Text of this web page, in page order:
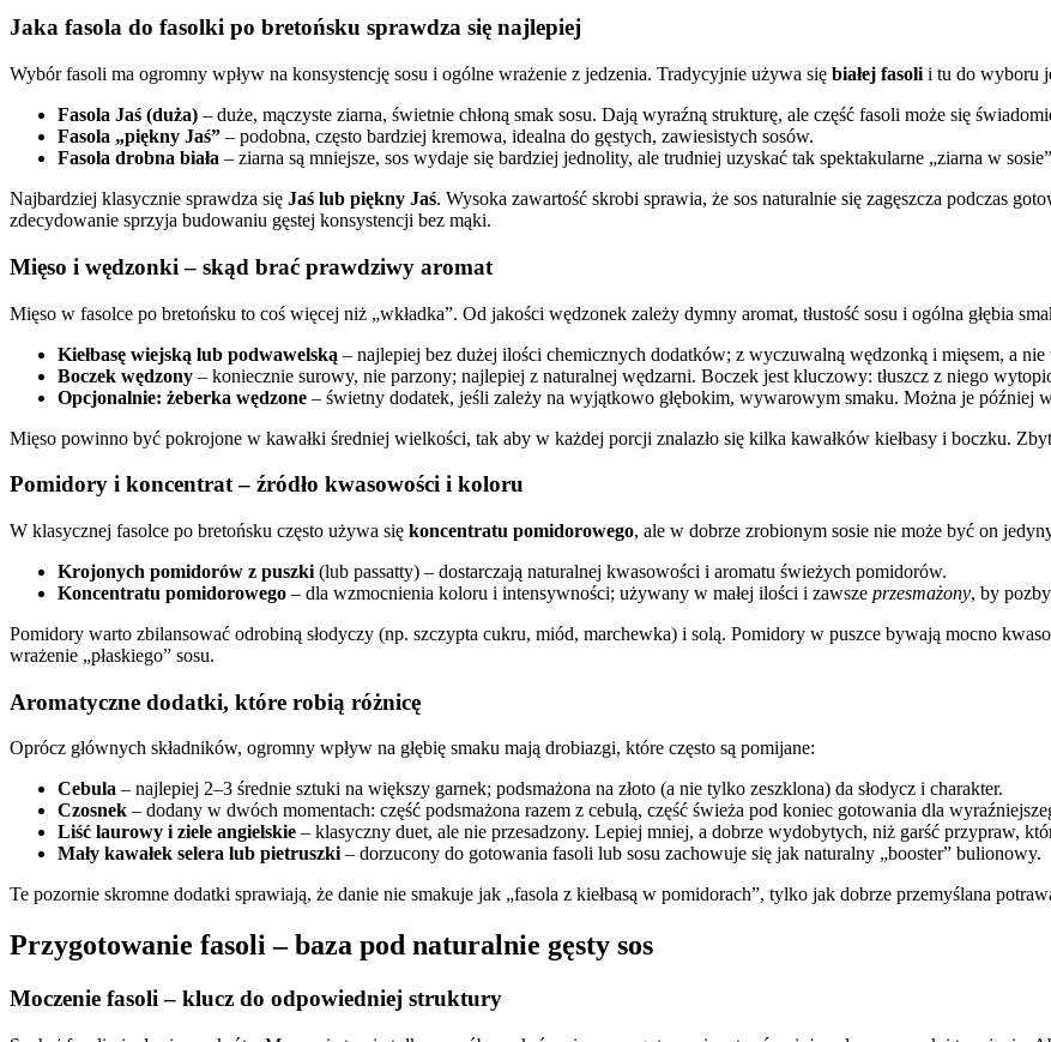
Jaka fasola do fasolki po bretońsku sprawdza się najlepiej
Wybór fasoli ma ogromny wpływ na konsystencję sosu i ogólne wrażenie z jedzenia. Tradycyjnie używa się białej fasoli i tu do wyboru
Fasola Jaś (duża) – duże, mączyste ziarna, świetnie chłoną smak sosu. Dają wyraźną strukturę, ale część fasoli może się
Fasola „piękny Jaś” – podobna, często bardziej kremowa, idealna do gęstych, zawiesistych sosów.
Fasola drobna biała – ziarna są mniejsze, sos wydaje się bardziej jednolity, ale trudniej uzyskać tak spektakularne „ziarna w
Najbardziej klasycznie sprawdza się Jaś lub piękny Jaś. Wysoka zawartość skrobi sprawia, że sos naturalnie się zagęszcza podczas
zdecydowanie sprzyja budowaniu gęstej konsystencji bez mąki.
Mięso i wędzonki – skąd brać prawdziwy aromat
Mięso w fasolce po bretońsku to coś więcej niż „wkładka”. Od jakości wędzonek zależy dymny aromat, tłustość sosu i ogólna głębia
Kiełbasę wiejską lub podwawelską – najlepiej bez dużej ilości chemicznych dodatków; z wyczuwalną wędzonką i mięsem, a nie
Boczek wędzony – koniecznie surowy, nie parzony; najlepiej z naturalnej wędzarni. Boczek jest kluczowy: tłuszcz z niego
Opcjonalnie: żeberka wędzone – świetny dodatek, jeśli zależy na wyjątkowo głębokim, wywarowym smaku. Można je później
Mięso powinno być pokrojone w kawałki średniej wielkości, tak aby w każdej porcji znalazło się kilka kawałków kiełbasy i boczku.
Pomidory i koncentrat – źródło kwasowości i koloru
W klasycznej fasolce po bretońsku często używa się koncentratu pomidorowego, ale w dobrze zrobionym sosie nie może być on
Krojonych pomidorów z puszki (lub passatty) – dostarczają naturalnej kwasowości i aromatu świeżych pomidorów.
Koncentratu pomidorowego – dla wzmocnienia koloru i intensywności; używany w małej ilości i zawsze przesmażony, by
Pomidory warto zbilansować odrobiną słodyczy (np. szczypta cukru, miód, marchewka) i solą. Pomidory w puszce bywają mocno
wrażenie „płaskiego” sosu.
Aromatyczne dodatki, które robią różnicę
Oprócz głównych składników, ogromny wpływ na głębię smaku mają drobiazgi, które często są pomijane:
Cebula – najlepiej 2–3 średnie sztuki na większy garnek; podsmażona na złoto (a nie tylko zeszklona) da słodycz i charakter.
Czosnek – dodany w dwóch momentach: część podsmażona razem z cebulą, część świeża pod koniec gotowania dla
Liść laurowy i ziele angielskie – klasyczny duet, ale nie przesadzony. Lepiej mniej, a dobrze wydobytych, niż garść przypraw,
Mały kawałek selera lub pietruszki– dorzucony do gotowania fasoli lub sosu zachowuje się jak naturalny „booster” bulionowy.
Te pozornie skromne dodatki sprawiają, że danie nie smakuje jak „fasola z kiełbasą w pomidorach”, tylko jak dobrze przemyślana
Przygotowanie fasoli – baza pod naturalnie gęsty sos
Moczenie fasoli – klucz do odpowiedniej struktury